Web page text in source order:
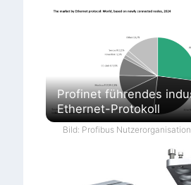
Profinet führendes
Ethernet-Protokoll
Bild: Profibus Nutzerorganisation